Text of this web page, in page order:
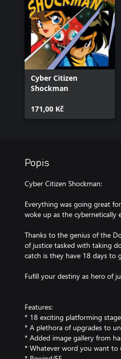
Cyber Citizen
Shockman
171,00 Kč
Popis
Cyber Citizen Shockman:
Everything was going great
woke up as the cybernetically
Thanks to the genius of the
of justice tasked with taking
catch is they have 18 days to
Fufill your destiny as hero of
Features:
* 18 exciting platforming
* A plethora of upgrades to
* Added image gallery from
* Whatever word you want to